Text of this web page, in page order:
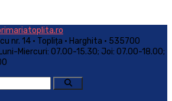
nr. 14 • Toplița • Harghita • 535700
Miercuri: 07.00-15.30; Joi: 07.00-18.00;